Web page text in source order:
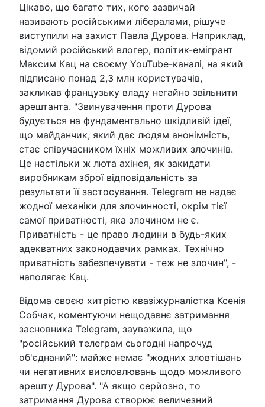
Цікаво, що багато тих, кого зазвичай
називають російськими лібералами, рішуче
виступили на захист Павла Дурова. Наприклад,
відомий російський влогер, політик-емігрант
Максим Кац на своєму YouTube-каналі, на який
підписано понад 2,3 млн користувачів,
закликав французьку владу негайно звільнити
арештанта. "Звинувачення проти Дурова
будується на фундаментально шкідливій ідеї,
що майданчик, який дає людям анонімність,
стає співучасником їхніх можливих злочинів.
Це настільки ж люта ахінея, як закидати
виробникам зброї відповідальність за
результати її застосування. Telegram не надає
жодної механіки для злочинності, окрім тієї
самої приватності, яка злочином не є.
Приватність - це право людини в будь-яких
адекватних законодавчих рамках. Технічно
приватність забезпечувати - теж не злочин", -
наполягає Кац.
Відома своєю хитрістю квазіжурналістка Ксенія
Собчак, коментуючи нещодавнє затримання
засновника Telegram, зауважила, що
"російський телеграм сьогодні напрочуд
об'єднаний": майже немає "жодних зловтішань
чи негативних висловлювань щодо можливого
арешту Дурова". "А якщо серйозно, то
затримання Дурова створює величезний